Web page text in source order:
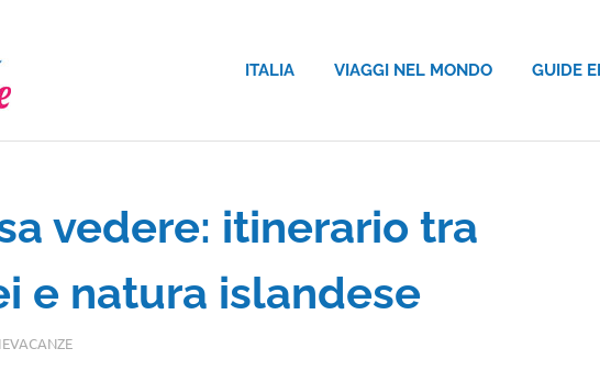
ITALIA VIAGGI NEL MONDO GUIDE
vedere: itinerario tra
e natura islandese
GUIDE